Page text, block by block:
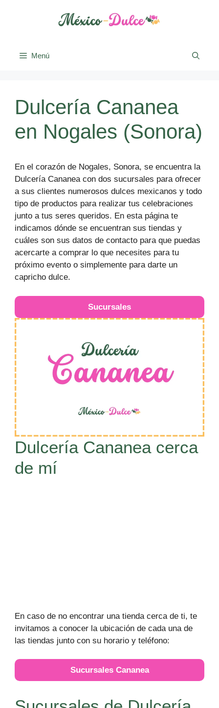
Menú
Dulcería Cananea
en Nogales (Sonora)
En el corazón de Nogales, Sonora, se encuentra la
Dulcería Cananea con dos sucursales para ofrecer
a sus clientes numerosos dulces mexicanos y todo
tipo de productos para realizar tus celebraciones
junto a tus seres queridos. En esta página te
indicamos dónde se encuentran sus tiendas y
cuáles son sus datos de contacto para que puedas
acercarte a comprar lo que necesites para tu
próximo evento o simplemente para darte un
capricho dulce.
Sucursales
Dulcería Cananea cerca
de mí
En caso de no encontrar una tienda cerca de ti, te
invitamos a conocer la ubicación de cada una de
las tiendas junto con su horario y teléfono:
Sucursales Cananea